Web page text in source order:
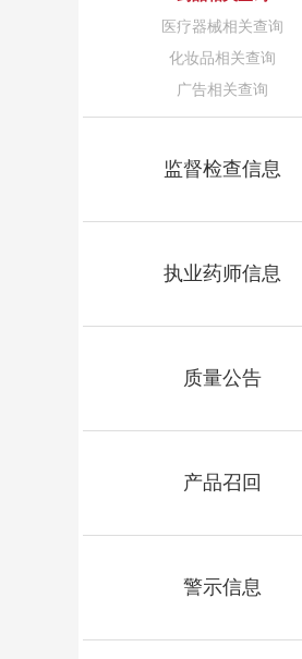
医疗器械相关查询
化妆品相关查询
广告相关查询
监督检查信息
执业药师信息
质量公告
产品召回
警示信息